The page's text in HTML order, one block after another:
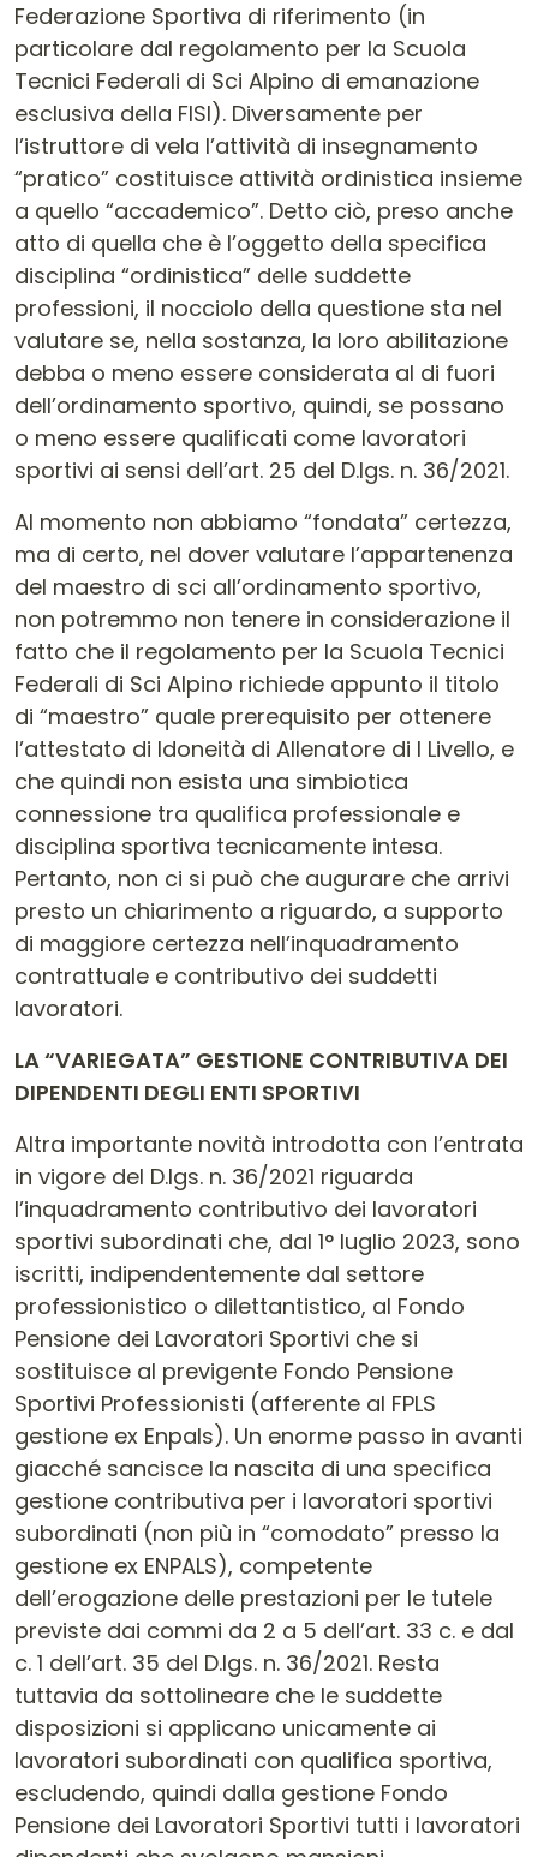
Federazione Sportiva di riferimento (in
particolare dal regolamento per la Scuola
Tecnici Federali di Sci Alpino di emanazione
esclusiva della FISI). Diversamente per
l’istruttore di vela l’attività di insegnamento
“pratico” costituisce attività ordinistica insieme
a quello “accademico”. Detto ciò, preso anche
atto di quella che è l’oggetto della specifica
disciplina “ordinistica” delle suddette
professioni, il nocciolo della questione sta nel
valutare se, nella sostanza, la loro abilitazione
debba o meno essere considerata al di fuori
dell’ordinamento sportivo, quindi, se possano
o meno essere qualificati come lavoratori
sportivi ai sensi dell’art. 25 del D.lgs. n. 36/2021.
Al momento non abbiamo “fondata” certezza,
ma di certo, nel dover valutare l’appartenenza
del maestro di sci all’ordinamento sportivo,
non potremmo non tenere in considerazione il
fatto che il regolamento per la Scuola Tecnici
Federali di Sci Alpino richiede appunto il titolo
di “maestro” quale prerequisito per ottenere
l’attestato di Idoneità di Allenatore di I Livello, e
che quindi non esista una simbiotica
connessione tra qualifica professionale e
disciplina sportiva tecnicamente intesa.
Pertanto, non ci si può che augurare che arrivi
presto un chiarimento a riguardo, a supporto
di maggiore certezza nell’inquadramento
contrattuale e contributivo dei suddetti
lavoratori.
LA “VARIEGATA” GESTIONE CONTRIBUTIVA DEI
DIPENDENTI DEGLI ENTI SPORTIVI
Altra importante novità introdotta con l’entrata
in vigore del D.lgs. n. 36/2021 riguarda
l’inquadramento contributivo dei lavoratori
sportivi subordinati che, dal 1° luglio 2023, sono
iscritti, indipendentemente dal settore
professionistico o dilettantistico, al Fondo
Pensione dei Lavoratori Sportivi che si
sostituisce al previgente Fondo Pensione
Sportivi Professionisti (afferente al FPLS
gestione ex Enpals). Un enorme passo in avanti
giacché sancisce la nascita di una specifica
gestione contributiva per i lavoratori sportivi
subordinati (non più in “comodato” presso la
gestione ex ENPALS), competente
dell’erogazione delle prestazioni per le tutele
previste dai commi da 2 a 5 dell’art. 33 c. e dal
c. 1 dell’art. 35 del D.lgs. n. 36/2021. Resta
tuttavia da sottolineare che le suddette
disposizioni si applicano unicamente ai
lavoratori subordinati con qualifica sportiva,
escludendo, quindi dalla gestione Fondo
Pensione dei Lavoratori Sportivi tutti i lavoratori